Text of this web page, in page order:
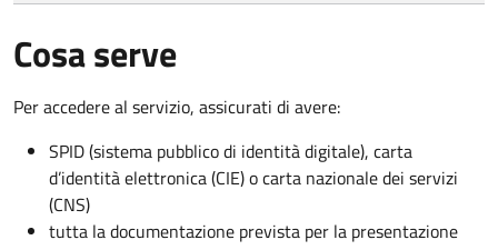
Cosa serve
Per accedere al servizio, assicurati di avere:
SPID (sistema pubblico di identità digitale), carta
d’identità elettronica (CIE) o carta nazionale dei servizi
(CNS)
tutta la documentazione prevista per la presentazione